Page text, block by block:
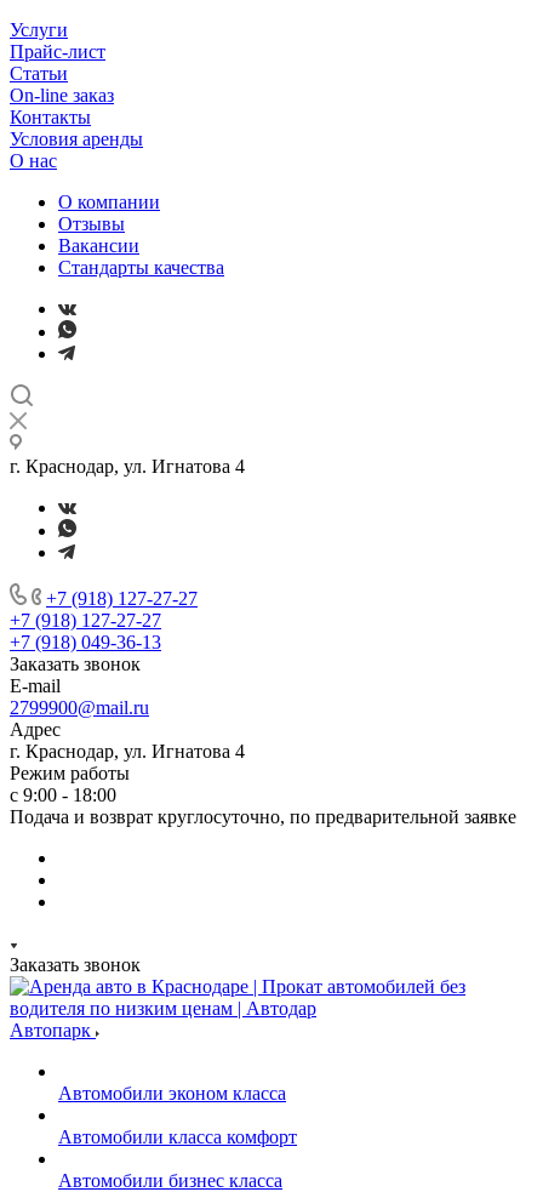
Услуги
Прайс-лист
Статьи
On-line заказ
Контакты
Условия аренды
О нас
О компании
Отзывы
Вакансии
Стандарты качества
г. Краснодар, ул. Игнатова 4
+7 (918) 127-27-27
+7 (918) 127-27-27
+7 (918) 049-36-13
Заказать звонок
E-mail
2799900@mail.ru
Адрес
г. Краснодар, ул. Игнатова 4
Режим работы
с 9:00 - 18:00
Подача и возврат круглосуточно, по предварительной заявке
Заказать звонок
Автопарк
Автомобили эконом класса
Автомобили класса комфорт
Автомобили бизнес класса